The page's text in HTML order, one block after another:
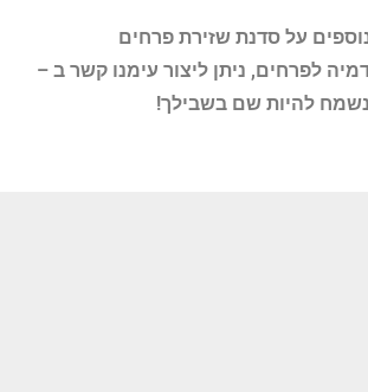
על סדנת שזירת פרחים
לפרחים, ניתן ליצור עימנו קשר ב –